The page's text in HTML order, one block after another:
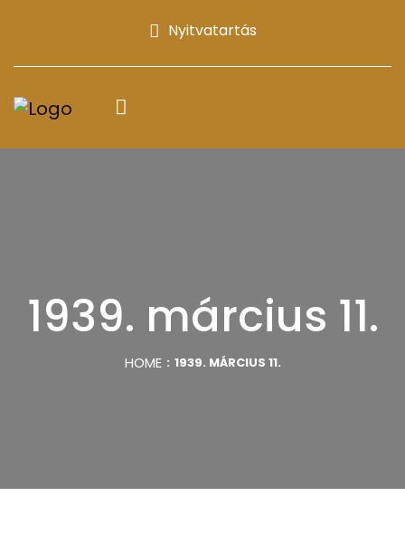
Nyitvatartás
1939. március 11.
HOME 1939. MÁRCIUS 11.